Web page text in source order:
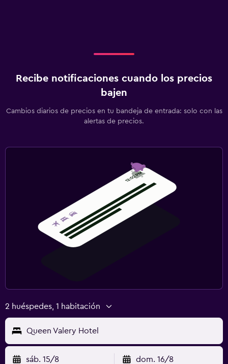
Recibe notificaciones cuando los precios
bajen
Cambios diarios de precios en tu bandeja de entrada: solo con las
alertas de precios.
2 huéspedes, 1 habitación
Queen Valery Hotel
sáb. 15/8 dom. 16/8